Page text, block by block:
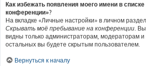
Как избежать появления моего имени в списке
конференции»?
На вкладке «Личные настройки» в личном
Скрывать моё пребывание на конференции.
видны только администраторам, модераторам
остальных вы будете скрытым пользователем.
Вернуться к началу